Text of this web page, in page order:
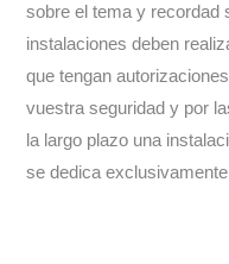
sobre el tema y recordad
instalaciones deben
que tengan
vuestra seguridad y por
la largo plazo una
se dedica